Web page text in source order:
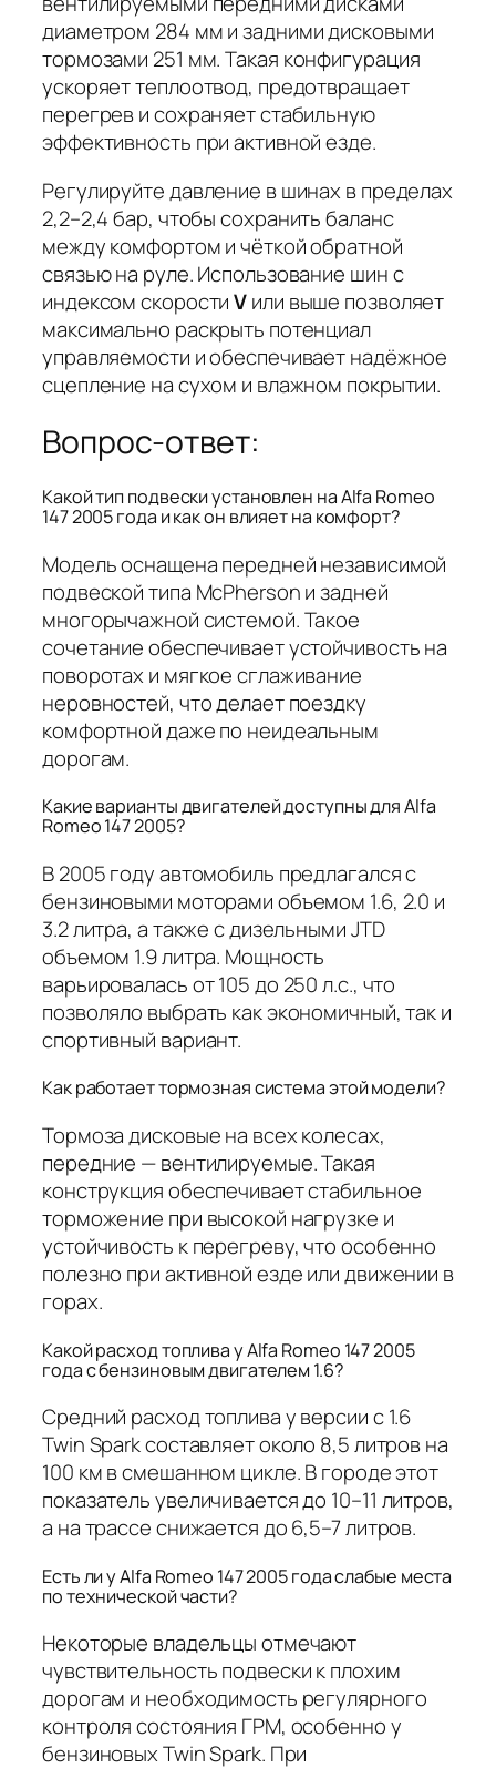
диаметром 284 мми задними дисковыми
тормозами 251 мм. Такая конфигурация
ускоряет теплоотвод, предотвращает
перегрев и сохраняет стабильную
эффективность при активной езде.
Регулируйте давление в шинах в пределах
2,2–2,4 бар, чтобы сохранить баланс
между комфортом и чёткой обратной
связью на руле. Использование шин с
индексом скоростиVили выше позволяет
максимально раскрыть потенциал
управляемости и обеспечивает надёжное
сцепление на сухом и влажном покрытии.
Вопрос-ответ:
Какой тип подвески установлен на Alfa Romeo
147 2005 года и как он влияет на комфорт?
Модель оснащена передней независимой
подвеской типа McPherson и задней
многорычажной системой. Такое
сочетание обеспечивает устойчивость на
поворотах и мягкое сглаживание
неровностей, что делает поездку
комфортной даже по неидеальным
дорогам.
Какие варианты двигателей доступны для Alfa
Romeo 147 2005?
В 2005 году автомобиль предлагался с
бензиновыми моторами объемом 1.6, 2.0 и
3.2 литра, а также с дизельными JTD
объемом 1.9 литра. Мощность
варьировалась от 105 до 250 л.с., что
позволяло выбрать как экономичный, так и
спортивный вариант.
Как работает тормозная система этой модели?
Тормоза дисковые на всех колесах,
передние — вентилируемые. Такая
конструкция обеспечивает стабильное
торможение при высокой нагрузке и
устойчивость к перегреву, что особенно
полезно при активной езде или движении в
горах.
Какой расход топлива у Alfa Romeo 147 2005
года с бензиновым двигателем 1.6?
Средний расход топлива у версии с 1.6
Twin Spark составляет около 8,5 литров на
100 км в смешанном цикле. В городе этот
показатель увеличивается до 10–11 литров,
а на трассе снижается до 6,5–7 литров.
Есть ли у Alfa Romeo 147 2005 года слабые места
по технической части?
Некоторые владельцы отмечают
чувствительность подвески к плохим
дорогам и необходимость регулярного
контроля состояния ГРМ, особенно у
бензиновых Twin Spark. При